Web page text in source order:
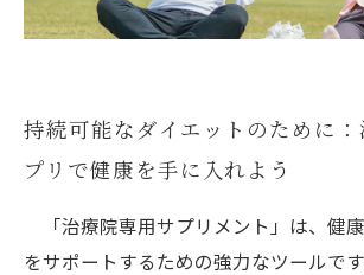
持続可能なダイエットのために
プリで健康を手に入れよう
「治療院専用サプリメント」は、健
をサポートするための強力なツールで